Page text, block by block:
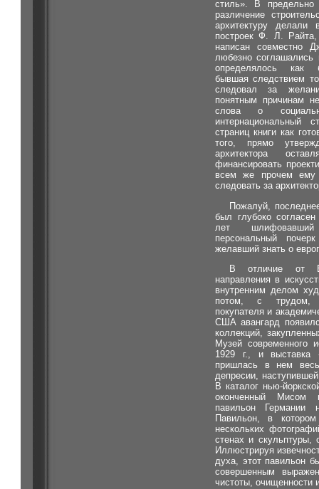
стиль». В предельно
различение
архитектуру
построек Ф. Л. Райта,
написан совместно
любезно соглашались
определялось как
бывшая следствием
следовал за
понятным причинам
слова о
страниц книги как
того, прямо
архитектора
финансировать
всем же прочем ему
следовать за
Пожалуй,
был глубоко
лет
персональный
желавший знать о
В отличие от
направления в
внутренним делом
потом, с трудом,
покупателя и
США авангард
коллекций,
Музей современного
1929 г., и выставка
пришлась в нем
депресии,
В каталог нью-
оконченный
павильон Германии
Павильон, в
нескольких
стенах и скульптуры,
Иллюстрируя
духа, этот павильон
совершенным
чистоты, очищенности